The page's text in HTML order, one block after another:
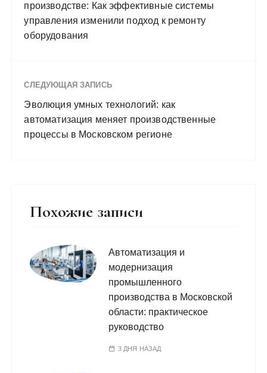
производстве: Как эффективные системы
управления изменили подход к ремонту
оборудования
СЛЕДУЮЩАЯ ЗАПИСЬ
Эволюция умных технологий: как
автоматизация меняет производственные
процессы в Московском регионе
Похожие записи
Автоматизация и
модернизация
промышленного
производства в Московской
области: практическое
руководство
3 ДНЯ НАЗАД